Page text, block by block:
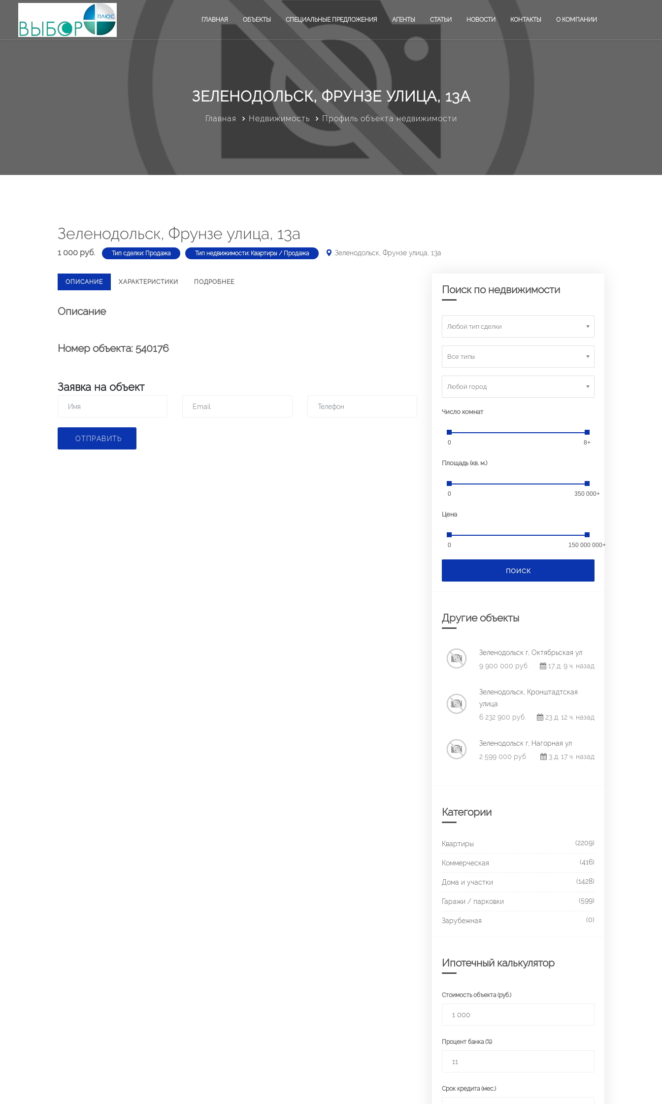
ГЛАВНАЯ ОБЪЕКТЫ СПЕЦИАЛЬНЫЕ ПРЕДЛОЖЕНИЯ АГЕНТЫ СТАТЬИ НОВОСТИ КОНТАКТЫ О КОМПАНИИ
ЗЕЛЕНОДОЛЬСК, ФРУНЗЕ УЛИЦА, 13А
Главная Недвижимость Профиль объекта недвижимости
Зеленодольск, Фрунзе улица, 13а
1 000 руб. Тип сделки: Продажа Тип недвижимости: Квартиры / Продажа Зеленодольск, Фрунзе улица, 13а
ОПИСАНИЕ ХАРАКТЕРИСТИКИ ПОДРОБНЕЕ
Описание
Номер объекта: 540176
Заявка на объект
ОТПРАВИТЬ
Поиск по недвижимости
Любой тип сделки
Все типы
Любой город
Число комнат
0 8+
Площадь (кв. м.)
0 350 000+
Цена
0 150 000 000+
ПОИСК
Другие объекты
Зеленодольск г, Октябрьская ул
9 900 000 руб.
17 д. 9 ч. назад
Зеленодольск, Кронштадтская
улица
6 232 900 руб.
23 д. 12 ч. назад
Зеленодольск г, Нагорная ул
2 599 000 руб.
3 д. 17 ч. назад
Категории
Квартиры (2209)
Коммерческая (416)
Дома и участки (1428)
Гаражи / парковки (599)
Зарубежная (0)
Ипотечный калькулятор
Стоимость объекта (руб.)
Процент банка (%)
Срок кредита (мес.)